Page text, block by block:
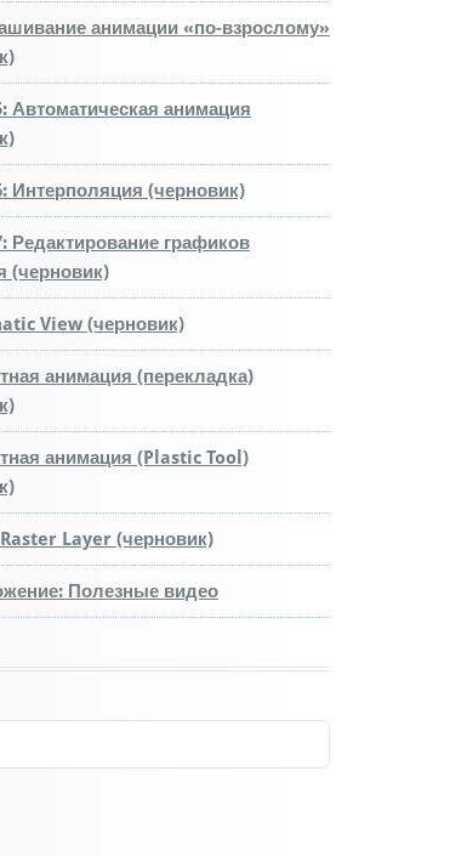
анимации «по-взрослому»
Автоматическая анимация
Интерполяция (черновик)
Редактирование графиков
(черновик)
View (черновик)
анимация (перекладка)
анимация (Plastic Tool)
Layer (черновик)
Полезные видео